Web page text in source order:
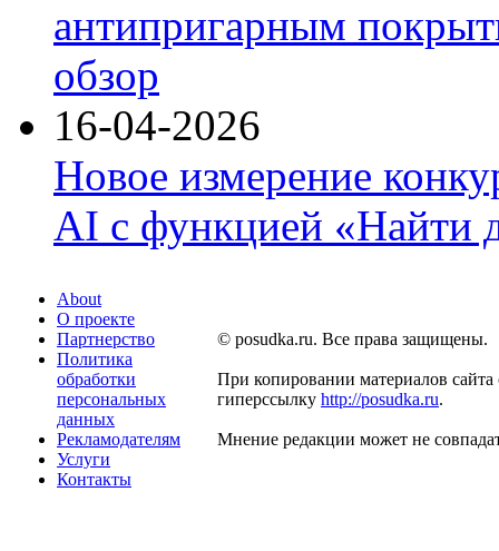
антипригарным
обзор
16-04-2026
Новое измерение
AI с функцией «Найти
About
О проекте
Партнерство
Политика
обработки
персональных
данных
Рекламодателям
Услуги
Контакты
© posudka.ru. Все права защищены.
При копировании материалов сайта
гиперссылку http://posudka.ru.
Мнение редакции может не